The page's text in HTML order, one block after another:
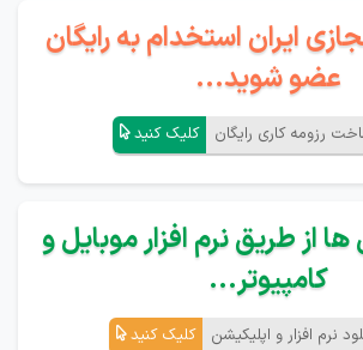
ایران استخدام به رایگان
عضو شوید...
رزومه کاری رایگان کلیک کنید
از طریق نرم افزار موبایل و
کامپیوتر...
نرم افزار و اپلیکیشن کلیک کنید